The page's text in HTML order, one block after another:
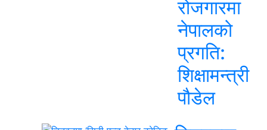
रोजगारमा
नेपालको
प्रगति:
शिक्षामन्त्री
पौडेल